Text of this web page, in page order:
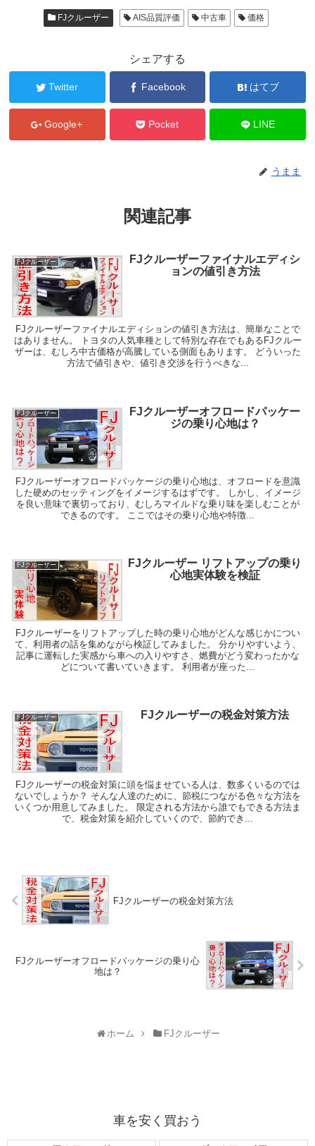
FJクルーザー AIS品質評価 中古車 価格
シェアする
Twitter Facebook はてブ
Google+ Pocket LINE
うまま
関連記事
FJクルーザー
FJクルーザーファイナルエディシ
ョンの値引き方法
FJクルーザーファイナルエディションの値引き方法は、簡単なことで
はありません。 トヨタの人気車種として特別な存在でもあるFJクルー
ザーは、むしろ中古価格が高騰している側面もあります。 どういった
方法で値引きや、値引き交渉を行うべきな...
FJクルーザー
FJクルーザーオフロードパッケー
ジの乗り心地は？
FJクルーザーオフロードパッケージの乗り心地は、オフロードを意識
した硬めのセッティングをイメージするはずです。 しかし、イメージ
を良い意味で裏切っており、むしろマイルドな乗り味を楽しむことが
できるのです。 ここではその乗り心地や特徴...
FJクルーザー
FJクルーザー リフトアップの乗り
心地実体験を検証
FJクルーザーをリフトアップした時の乗り心地がどんな感じかについ
て、利用者の話を集めながら検証してみました。 分かりやすいよう、
記事に運転した実感から車への入りやすさ、燃費がどう変わったかな
どについて書いていきます。 利用者が座った...
FJクルーザー FJクルーザーの税金対策方法
FJクルーザーの税金対策に頭を悩ませている人は、数多くいるのでは
ないでしょうか？ そんな人達のために、節税につながる色々な方法を
いくつか用意してみました。 限定される方法から誰でもできる方法ま
で、税金対策を紹介していくので、節約でき...
FJクルーザーの税金対策方法
FJクルーザーオフロードパッケージの乗り心
地は？
ホーム FJクルーザー
車を安く買おう